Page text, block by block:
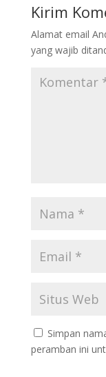
Kirim
Alamat email
yang wajib
Simpan
peramban ini